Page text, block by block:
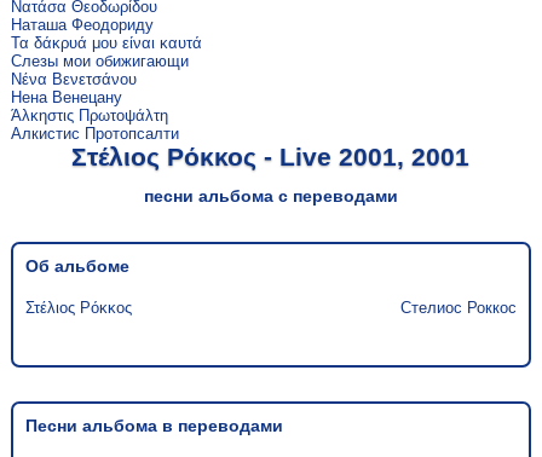
Νατάσα Θεοδωρίδου
Наташа Феодориду
Τα δάκρυά μου είναι καυτά
Слезы мои обижигающи
Νένα Βενετσάνου
Нена Венецану
Άλκηστις Πρωτοψάλτη
Алкистис Протопсалти
Στέλιος Ρόκκος - Live 2001, 2001
песни альбома с переводами
Об альбоме
Στέλιος Ρόκκος Стелиос Роккос
Песни альбома в переводами